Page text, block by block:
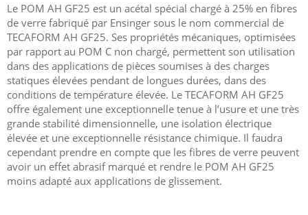
Le POM AH GF25 est un acétal spécial chargé à 25% en fibres
de verre fabriqué par Ensinger sous le nom commercial de
TECAFORM AH GF25. Ses propriétés mécaniques, optimisées
par rapport au POM C non chargé, permettent son utilisation
dans des applications de pièces soumises à des charges
statiques élevées pendant de longues durées, dans des
conditions de température élevée. Le TECAFORM AH GF25
offre également une exceptionnelle tenue à l’usure et une très
grande stabilité dimensionnelle, une isolation électrique
élevée et une exceptionnelle résistance chimique. Il faudra
cependant prendre en compte que les fibres de verre peuvent
avoir un effet abrasif marqué et rendre le POM AH GF25
moins adapté aux applications de glissement.